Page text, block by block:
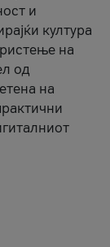
и
култура
на
од
на